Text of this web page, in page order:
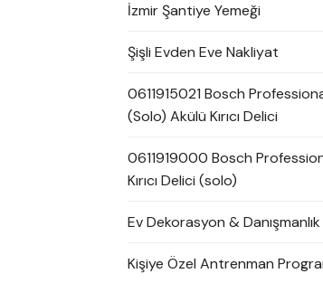
İzmir Şantiye Yemeği
Şişli Evden Eve Nakliyat
0611915021 Bosch
(Solo) Akülü Kırıcı Delici
0611919000 Bosch
Kırıcı Delici (solo)
Ev Dekorasyon & Danışmanlık
Kişiye Özel Antrenman